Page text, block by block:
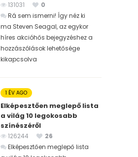
131031
0
Rá sem ismerni! Így néz ki
ma Steven Seagal, az egykor
híres akcióhős bejegyzéshez a
hozzászólások lehetősége
kikapcsolva
1 ÉV AGO
Elképesztően meglepő lista
a világ 10 legokosabb
színészéről
126244
26
Elképesztően meglepő lista